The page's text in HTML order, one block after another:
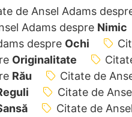
de Ansel Adams
Adams despre Nimic
despre Ochi
Originalitate
Rău Citate de
Citate de
Citate de